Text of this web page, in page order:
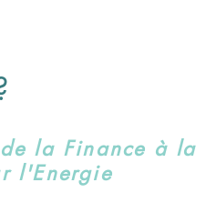
la Finance à la
l'Energie